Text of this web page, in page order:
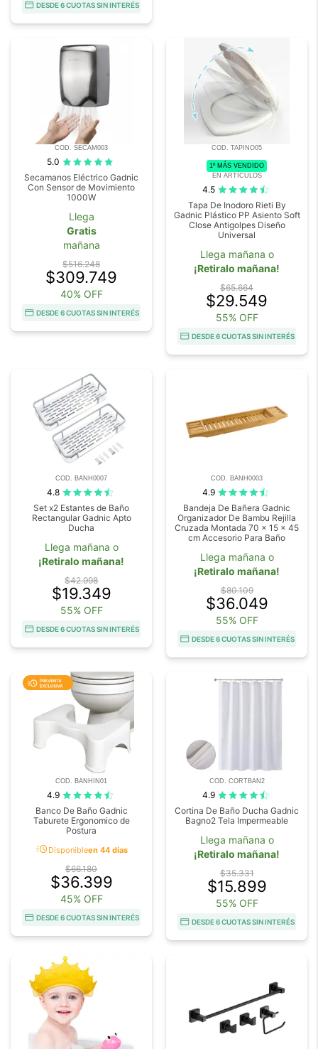
DESDE 6 CUOTAS SIN INTERÉS
COD. SECAM003
5.0
Secamanos Eléctrico Gadnic
Con Sensor de Movimiento
1000W
Llega
Gratis
mañana
$516.248
$309.749
40% OFF
DESDE 6 CUOTAS SIN INTERÉS
COD. TAPINO05
1º MÁS VENDIDO
EN ARTÍCULOS
4.5
Tapa De Inodoro Rieti By
Gadnic Plástico PP Asiento Soft
Close Antigolpes Diseño
Universal
Llega mañana o
¡Retiralo mañana!
$65.664
$29.549
55% OFF
DESDE 6 CUOTAS SIN INTERÉS
COD. BANH0007
4.8
Set x2 Estantes de Baño
Rectangular Gadnic Apto
Ducha
Llega mañana o
¡Retiralo mañana!
$42.998
$19.349
55% OFF
DESDE 6 CUOTAS SIN INTERÉS
COD. BANH0003
4.9
Bandeja De Bañera Gadnic
Organizador De Bambu Rejilla
Cruzada Montada 70 x 15 x 45
cm Accesorio Para Baño
Llega mañana o
¡Retiralo mañana!
$80.109
$36.049
55% OFF
DESDE 6 CUOTAS SIN INTERÉS
COD. BANHIN01
4.9
Banco De Baño Gadnic
Taburete Ergonomico de
Postura
acuteDisponibleen 44 días
$66.180
$36.399
45% OFF
DESDE 6 CUOTAS SIN INTERÉS
COD. CORTBAN2
4.9
Cortina De Baño Ducha Gadnic
Bagno2 Tela Impermeable
Llega mañana o
¡Retiralo mañana!
$35.331
$15.899
55% OFF
DESDE 6 CUOTAS SIN INTERÉS